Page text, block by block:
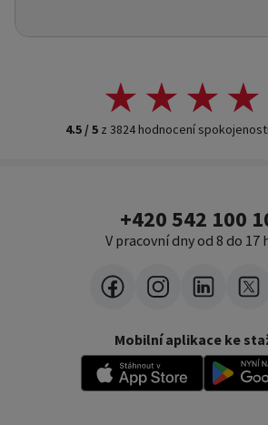
4.5 / 5z 3824 hodnocení
+420 542 100
V pracovní dny od 8 do 17
Mobilní aplikace ke